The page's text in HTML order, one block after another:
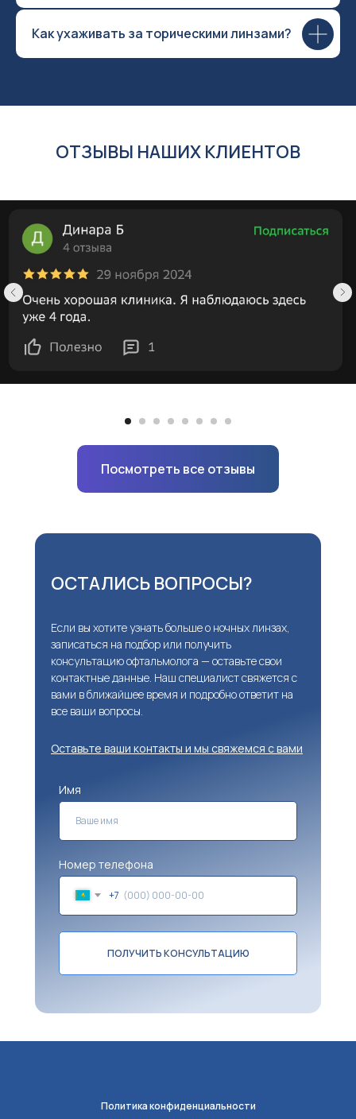
Как ухаживать за торическими линзами?
ОТЗЫВЫ НАШИХ КЛИЕНТОВ
Посмотреть все отзывы
ОСТАЛИСЬ ВОПРОСЫ?
Имя
Номер телефона
+7
ПОЛУЧИТЬ КОНСУЛЬТАЦИЮ
Оставьте ваши контакты и мы свяжемся с вами
Если вы хотите узнать больше о ночных линзах,
записаться на подбор или получить
консультацию офтальмолога — оставьте свои
контактные данные. Наш специалист свяжется с
вами в ближайшее время и подробно ответит на
все ваши вопросы.
Политика конфиденциальности